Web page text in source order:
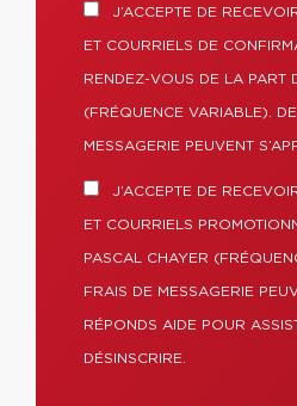
J’ACCEPTE DE
ET COURRIELS DE
RENDEZ-VOUS DE LA PART
(FRÉQUENCE VARIABLE).
MESSAGERIE PEUVENT
J’ACCEPTE DE
ET COURRIELS
PASCAL CHAYER
FRAIS DE MESSAGERIE
RÉPONDS AIDE POUR
DÉSINSCRIRE.